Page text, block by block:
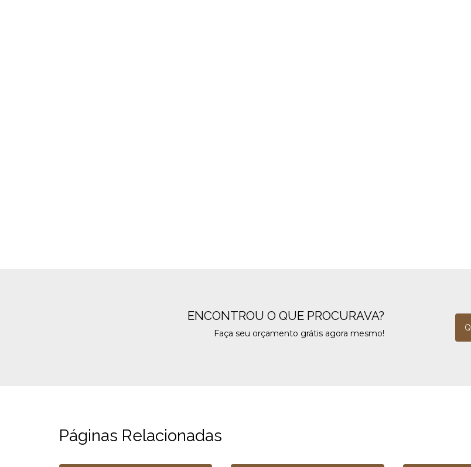
ENCONTROU O QUE PROCURAVA?
Faça seu orçamento grátis agora mesmo!
Páginas Relacionadas